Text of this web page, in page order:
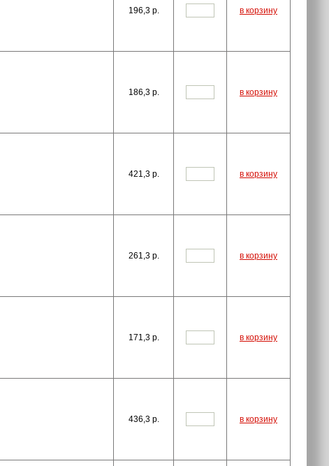
196,3p. в корзину
186,3p. в корзину
421,3p. в корзину
261,3p. в корзину
171,3p. в корзину
436,3p. в корзину